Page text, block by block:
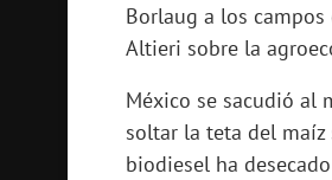
Borlaug a los
Altieri sobre la
México se sacudió al
soltar la teta del
biodiesel ha